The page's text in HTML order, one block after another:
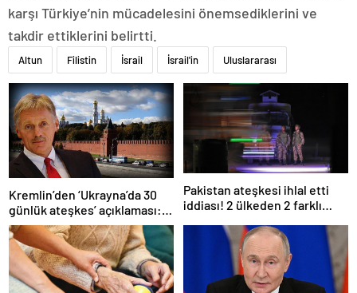
karşı Türkiye’nin mücadelesini önemsediklerini ve
takdir ettiklerini belirtti.
Altun Filistin İsrail İsrail'in Uluslararası
Kremlin’den ‘Ukrayna’da 30
günlük ateşkes’ açıklaması:
Bunu iyice düşünmeliyiz
Pakistan ateşkesi ihlal etti
iddiası! 2 ülkeden 2 farklı